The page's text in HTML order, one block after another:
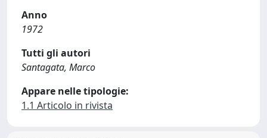
Anno
1972
Tutti gli autori
Santagata, Marco
Appare nelle tipologie:
1.1 Articolo in rivista